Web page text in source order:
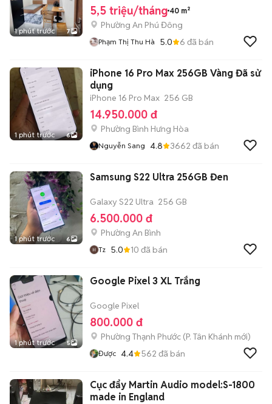
1 phút trước 7
5,5 triệu/tháng 40 m²
Phường An Phú Đông
Phạm Thị Thu Hà 5.0 6 đã bán
1 phút trước 6
iPhone 16 Pro Max 256GB Vàng Đã sử
dụng
iPhone 16 Pro Max 256 GB
14.950.000 đ
Phường Bình Hưng Hòa
Nguyễn Sang 4.8 3662 đã bán
1 phút trước 6
Samsung S22 Ultra 256GB Đen
Galaxy S22 Ultra 256 GB
6.500.000 đ
Phường An Bình
Tz 5.0 10 đã bán
1 phút trước 5
Google Pixel 3 XL Trắng
Google Pixel
800.000 đ
Phường Thạnh Phước (P. Tân Khánh mới)
Được 4.4 562 đã bán
Cục đẩy Martin Audio model:S-1800
made in England